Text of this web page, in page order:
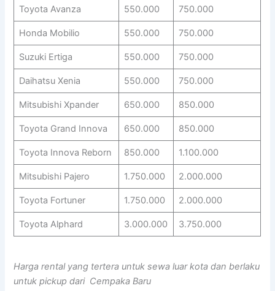
Toyota Avanza 550.000 750.000
Honda Mobilio 550.000 750.000
Suzuki Ertiga 550.000 750.000
Daihatsu Xenia 550.000 750.000
Mitsubishi Xpander 650.000 850.000
Toyota Grand Innova 650.000 850.000
Toyota Innova Reborn 850.000 1.100.000
Mitsubishi Pajero 1.750.000 2.000.000
Toyota Fortuner 1.750.000 2.000.000
Toyota Alphard 3.000.000 3.750.000
Harga rental yang tertera untuk sewa luar kota dan berlaku
untuk pickup dari Cempaka Baru